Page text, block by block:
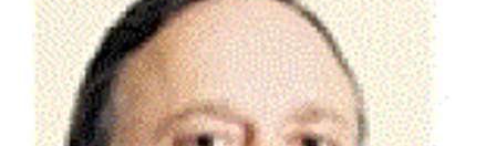
NOSSAS ASSOCIADAS
SEJA UM ASSOCIADO
VAGAS